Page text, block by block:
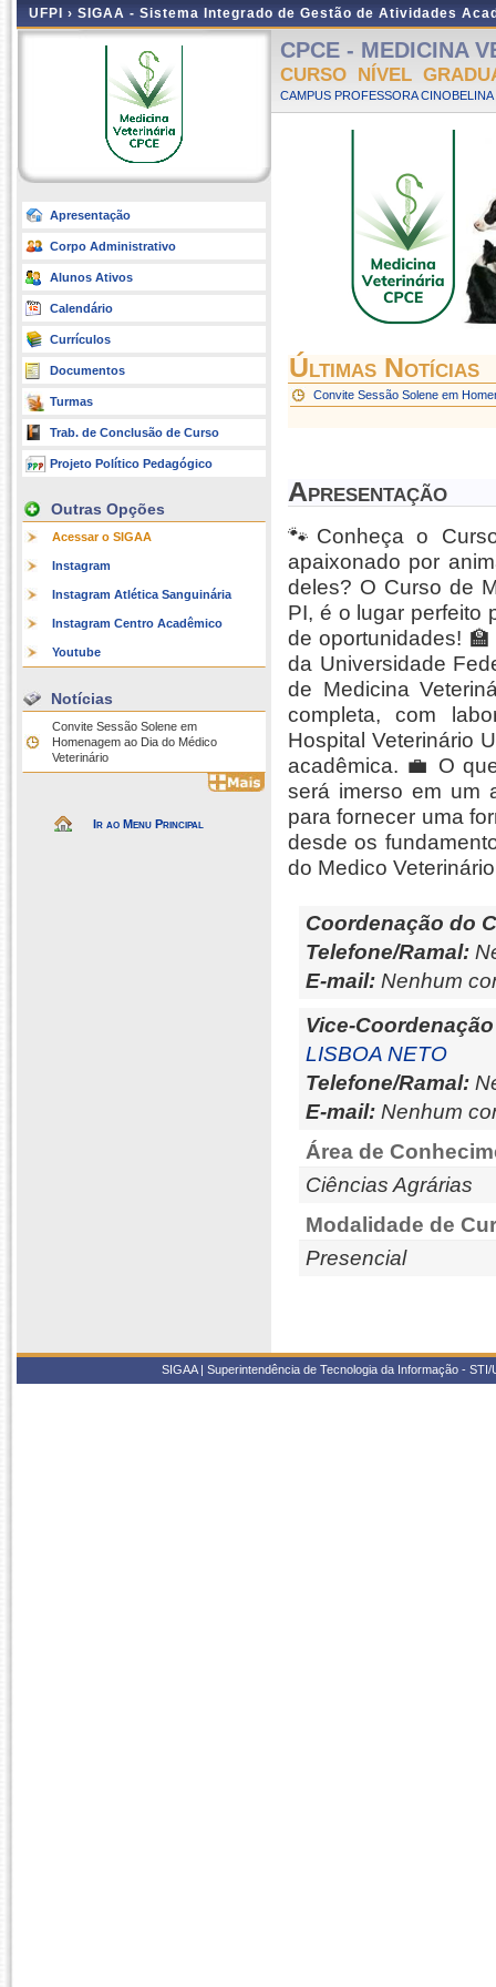
UFPI › SIGAA - Sistema Integrado de Gestão de Atividades
Apresentação
Corpo Administrativo
Alunos Ativos
Calendário
Currículos
Documentos
Turmas
Trab. de Conclusão de Curso
Projeto Político Pedagógico
Outras Opções
Acessar o SIGAA
Instagram
Instagram Atlética Sanguinária
Instagram Centro Acadêmico
Youtube
Notícias
Convite Sessão Solene em
Homenagem ao Dia do Médico
Veterinário
Ir ao Menu Principal
CPCE - MEDICINA
CURSO NÍVEL
CAMPUS PROFESSORA CINOBELINA
Últimas Notícias
Convite Sessão Solene em
Apresentação
🐾Conheça o
apaixonado por
deles? O Curso de
PI, é o lugar perfeito
de oportunidades!
da Universidade
de Medicina
completa, com
Hospital Veterinário
acadêmica. 💼 O
será imerso em um
para fornecer uma
desde os
do Medico
Coordenação do
Telefone/Ramal:
E-mail: Nenhum
Vice-
LISBOA NETO
Telefone/Ramal:
E-mail: Nenhum
Área de
Ciências Agrárias
Modalidade de
Presencial
SIGAA | Superintendência de Tecnologia da Informação -